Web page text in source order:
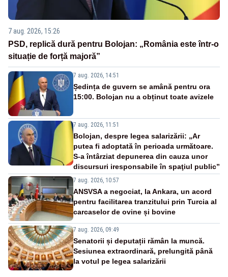
7 aug. 2026, 15:26
PSD, replică dură pentru Bolojan: „România este într-o
situație de forță majoră”
7 aug. 2026, 14:51
Ședința de guvern se amână pentru ora
15:00. Bolojan nu a obținut toate avizele
7 aug. 2026, 11:51
Bolojan, despre legea salarizării: „Ar
putea fi adoptată în perioada următoare.
S-a întârziat depunerea din cauza unor
discursuri iresponsabile în spaţiul public”
7 aug. 2026, 10:57
ANSVSA a negociat, la Ankara, un acord
pentru facilitarea tranzitului prin Turcia al
carcaselor de ovine și bovine
7 aug. 2026, 09:49
Senatorii și deputații rămân la muncă.
Sesiunea extraordinară, prelungită până
la votul pe legea salarizării